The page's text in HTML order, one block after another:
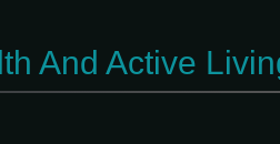
And Active